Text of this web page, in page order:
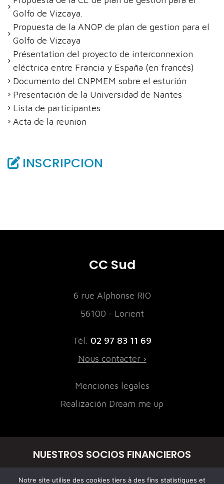
Golfo de Vizcaya.
Propuesta de la ANOP de plan de gestion para el
Golfo de Vizcaya
Présentation del proyecto de interconnexion
eléctrica entre Francia y España (en francès)
Documento del CNPMEM sobre el esturión
Presentación de la Universidad de Nantes
Lista de participantes
Acta de la reunion
INSCRIPCION
CC Sud
6 rue Alphonse RIO
56100 - Lorient
Tél. 02 97 83 11 69
Nous contacter ›
Menciones legales
Realización Dream me up
NUESTROS SOCIOS FINANCIEROS
Notre site utilise des cookies tiers à des fins statistiques et